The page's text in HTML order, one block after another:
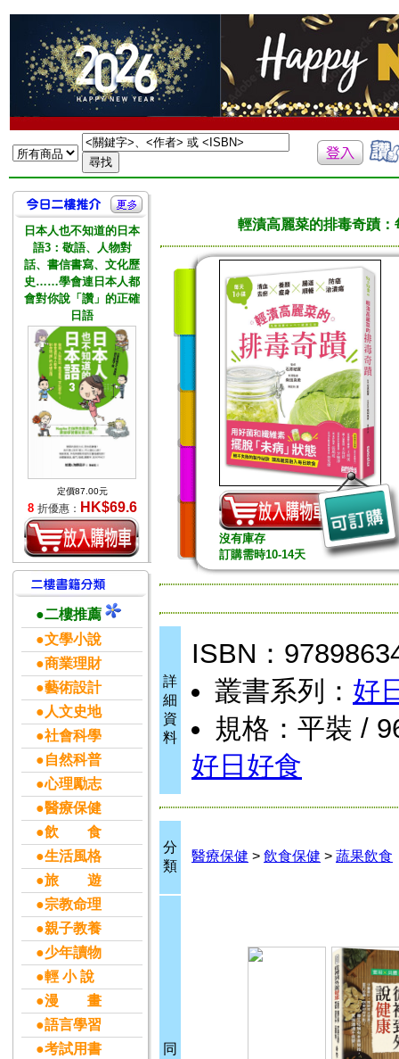
日本人也不知道的日本
語3：敬語、人物對
話、書信書寫、文化歷
史……學會連日本人都
會對你說「讚」的正確
日語
定價87.00元
8 折優惠： HK$69.6
●二樓推薦
●文學小說
●商業理財
●藝術設計
●人文史地
●社會科學
●自然科普
●心理勵志
●醫療保健
●飲 食
●生活風格
●旅 遊
●宗教命理
●親子教養
●少年讀物
●輕 小 說
●漫 畫
●語言學習
●考試用書
輕漬高麗菜的排毒奇蹟
沒有庫存
訂購需時10-14天
詳
細
資
料
ISBN：
叢書系列： 好
規格：平裝 /
好日好食
分
類
醫療保健 > 飲食保健 > 蔬果飲食
同